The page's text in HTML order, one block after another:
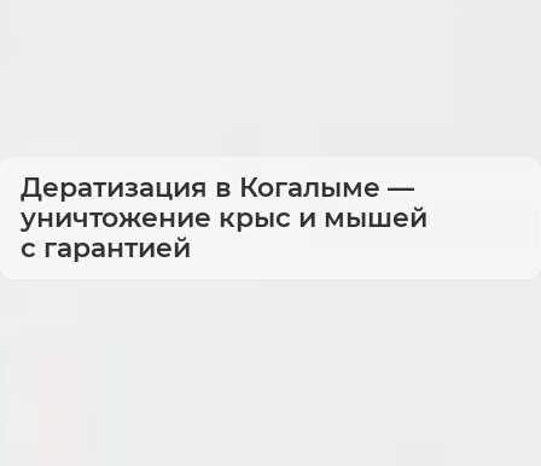
Дератизация в Когалыме —
уничтожение крыс и мышей
с гарантией